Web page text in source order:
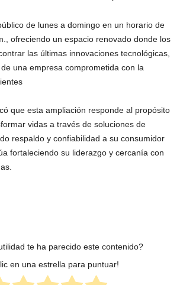
de lunes a domingo en un horario de
ofreciendo un espacio renovado donde los
las últimas innovaciones tecnológicas,
una empresa comprometida con la
que esta ampliación responde al propósito
vidas a través de soluciones de
respaldo y confiabilidad a su consumidor
fortaleciendo su liderazgo y cercanía con
te ha parecido este contenido?
en una estrella para puntuar!